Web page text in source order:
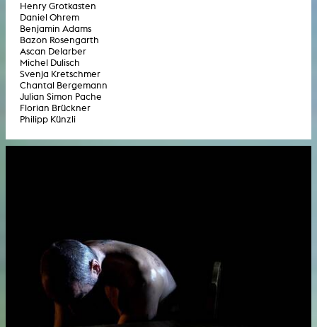
Henry Grotkasten
Daniel Ohrem
Benjamin Adams
Bazon Rosengarth
Ascan Delarber
Michel Dulisch
Svenja Kretschmer
Chantal Bergemann
Julian Simon Pache
Florian Brückner
Philipp Künzli